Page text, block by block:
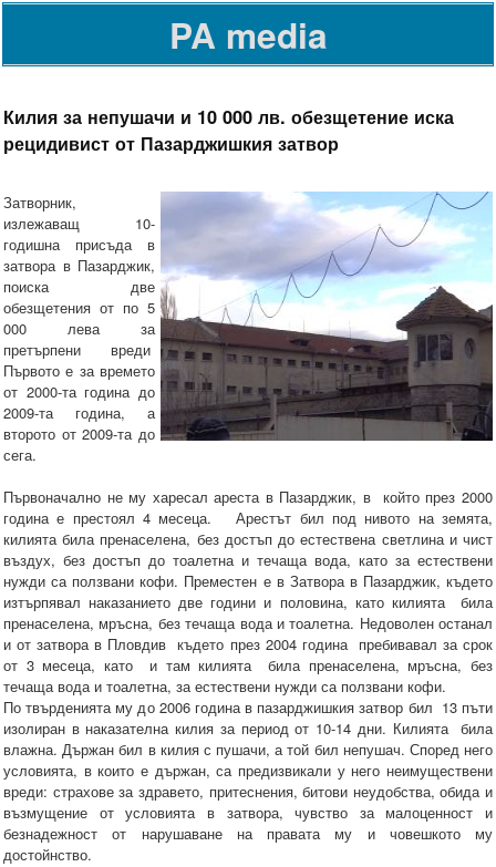
PA media
Килия за непушачи и 10 000 лв. обезщетение иска
рецидивист от Пазарджишкия затвор
Затворник,
излежаващ 10-
годишна присъда в
затвора в Пазарджик,
поиска две
обезщетения от по 5
000 лева за
претърпени вреди
Първото е за времето
от 2000-та година до
2009-та година, а
второто от 2009-та до
сега.
Първоначално не му харесал ареста в Пазарджик, в който през 2000
година е престоял 4 месеца. Арестът бил под нивото на земята,
килията била пренаселена, без достъп до естествена светлина и чист
въздух, без достъп до тоалетна и течаща вода, като за естествени
нужди са ползвани кофи. Преместен е в Затвора в Пазарджик, където
изтърпявал наказанието две години и половина, като килията била
пренаселена, мръсна, без течаща вода и тоалетна. Недоволен останал
и от затвора в Пловдив където през 2004 година пребивавал за срок
от 3 месеца, като и там килията била пренаселена, мръсна, без
течаща вода и тоалетна, за естествени нужди са ползвани кофи.
По твърденията му до 2006 година в пазарджишкия затвор бил 13 пъти
изолиран в наказателна килия за период от 10-14 дни. Килията била
влажна. Държан бил в килия с пушачи, а той бил непушач. Според него
условията, в които е държан, са предизвикали у него неимуществени
вреди: страхове за здравето, притеснения, битови неудобства, обида и
възмущение от условията в затвора, чувство за малоценност и
безнадежност от нарушаване на правата му и човешкото му
достойнство.